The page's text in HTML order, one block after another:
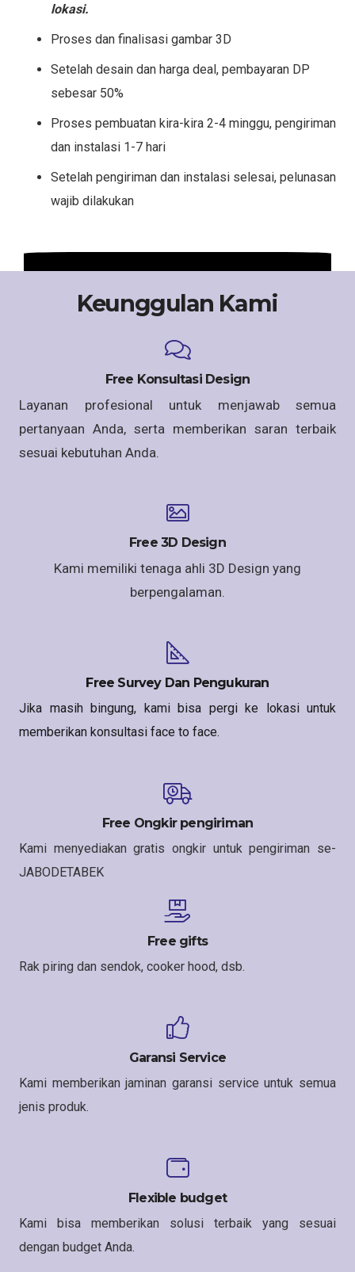
lokasi.
Proses dan finalisasi gambar 3D
Setelah desain dan harga deal, pembayaran DP
sebesar 50%
Proses pembuatan kira-kira 2-4 minggu, pengiriman
dan instalasi 1-7 hari
Setelah pengiriman dan instalasi selesai, pelunasan
wajib dilakukan
Keunggulan Kami
Free Konsultasi Design
Layanan profesional untuk menjawab semua
pertanyaan Anda, serta memberikan saran terbaik
sesuai kebutuhan Anda.
Free 3D Design
Kami memiliki tenaga ahli 3D Design yang
berpengalaman.
Free Survey Dan Pengukuran
Jika masih bingung, kami bisa pergi ke lokasi untuk
memberikan konsultasi face to face.
Free Ongkir pengiriman
Kami menyediakan gratis ongkir untuk pengiriman se-
JABODETABEK
Free gifts
Rak piring dan sendok, cooker hood, dsb.
Garansi Service
Kami memberikan jaminan garansi service untuk semua
jenis produk.
Flexible budget
Kami bisa memberikan solusi terbaik yang sesuai
dengan budget Anda.